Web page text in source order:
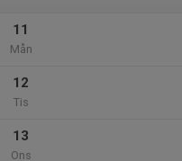
11
Mån
12
Tis
13
Ons